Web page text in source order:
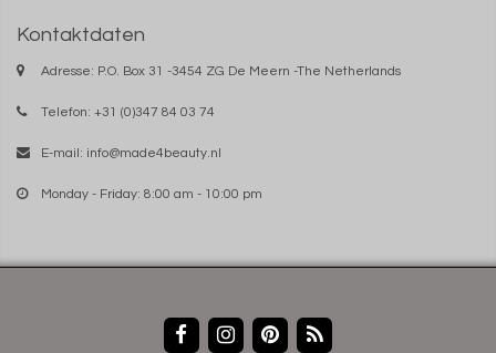
Kontaktdaten
Adresse: P.O. Box 31 -3454 ZG De Meern -The Netherlands
Telefon: +31 (0)347 84 03 74
E-mail: info@made4beauty.nl
Monday - Friday: 8:00 am - 10:00 pm